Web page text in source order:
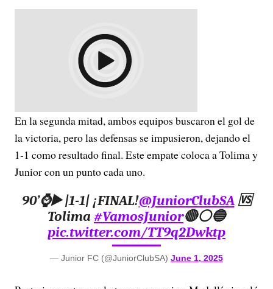
En la segunda mitad, ambos equipos buscaron el gol de
la victoria, pero las defensas se impusieron, dejando el
1-1 como resultado final. Este empate coloca a Tolima y
Junior con un punto cada uno.
90’⌚▶️ |1-1| ¡FINAL!@JuniorClubSA🆚
Tolima#VamosJunior🔴⚪🔵
pic.twitter.com/TT9q2Dwktp
— Junior FC (@JuniorClubSA) June 1, 2025